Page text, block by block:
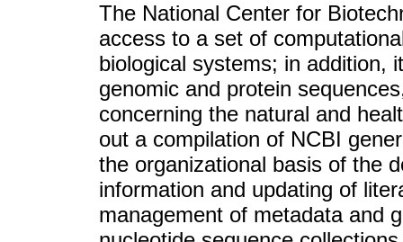
The National Center for
access to a set of
biological systems; in addition,
genomic and protein
concerning the natural and
out a compilation of NCBI
the organizational basis of the
information and updating of
management of metadata and